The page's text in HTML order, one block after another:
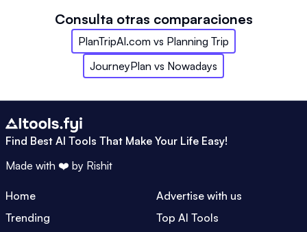
Consulta otras comparaciones
PlanTripAI.com vs Planning Trip
JourneyPlan vs Nowadays
Find Best AI Tools That Make Your Life Easy!
Made with ❤️ by Rishit
Home
Advertise with us
Trending
Top AI Tools